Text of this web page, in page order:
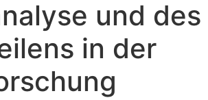
und des
in der